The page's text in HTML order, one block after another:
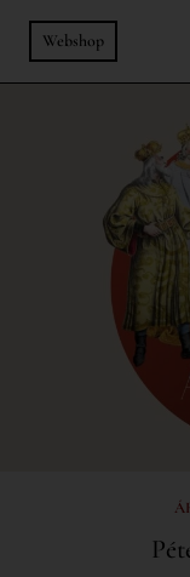
Webshop